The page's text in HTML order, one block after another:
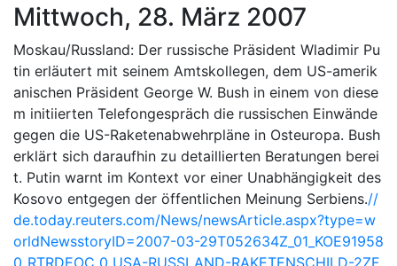
Mittwoch, 28. März 2007
Moskau/Russland: Der russische Präsident Wladimir Pu
tin erläutert mit seinem Amtskollegen, dem US-amerik
anischen Präsident George W. Bush in einem von diese
m initiierten Telefongespräch die russischen Einwände
gegen die US-Raketenabwehrpläne in Osteuropa. Bush
erklärt sich daraufhin zu detaillierten Beratungen berei
t. Putin warnt im Kontext vor einer Unabhängigkeit des
Kosovo entgegen der öffentlichen Meinung Serbiens.//
de.today.reuters.com/News/newsArticle.aspx?type=w
orldNewsstoryID=2007-03-29T052634Z_01_KOE91958
0_RTRDEOC_0_USA-RUSSLAND-RAKETENSCHILD-2ZF.